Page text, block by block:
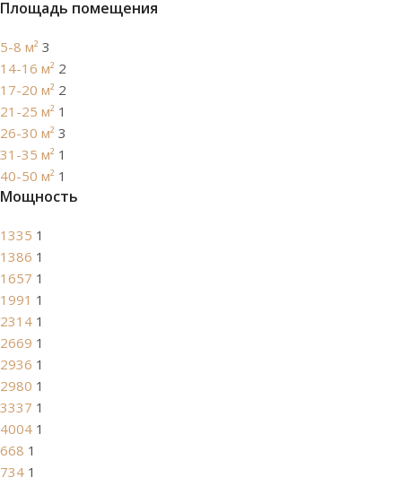
Площадь помещения
5-8 м² 3
14-16 м² 2
17-20 м² 2
21-25 м² 1
26-30 м² 3
31-35 м² 1
40-50 м² 1
Мощность
1335 1
1386 1
1657 1
1991 1
2314 1
2669 1
2936 1
2980 1
3337 1
4004 1
668 1
734 1